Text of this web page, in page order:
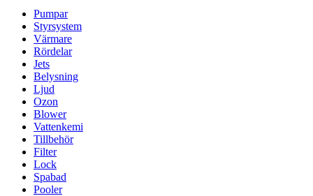
Pumpar
Styrsystem
Värmare
Rördelar
Jets
Belysning
Ljud
Ozon
Blower
Vattenkemi
Tillbehör
Filter
Lock
Spabad
Pooler